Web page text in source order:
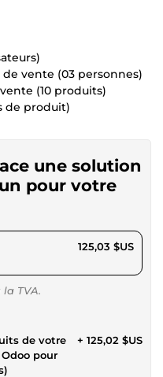
vente (03 personnes)
(10 produits)
de produit)
une solution
pour votre
125,03 $US
TVA.
de votre
pour
+ 125,02 $US